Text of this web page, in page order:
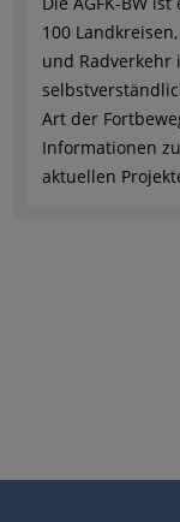
100
und
Art der
Informationen
aktuellen